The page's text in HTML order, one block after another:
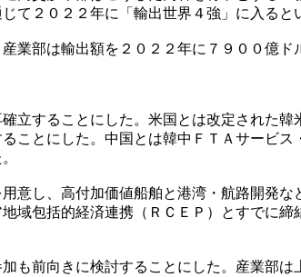
て２０２２年に「輸出世界４強」に入ると
業部は輸出額を２０２２年に７９００億ド
立することにした。米国とは改定された韓
ことにした。中国とは韓中ＦＴＡサービス
意し、高付加価値船舶と港湾・航路開発
域包括的経済連携（ＲＣＥＰ）とすでに締
も前向きに検討することにした。産業部は